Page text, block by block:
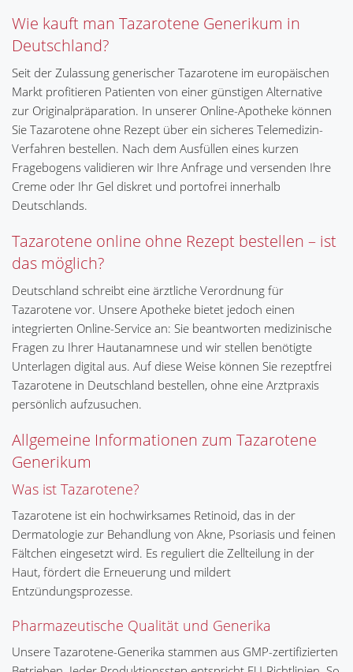
Wie kauft man Tazarotene Generikum in
Deutschland?
Seit der Zulassung generischer Tazarotene im europäischen
Markt profitieren Patienten von einer günstigen Alternative
zur Originalpräparation. In unserer Online-Apotheke können
Sie Tazarotene ohne Rezept über ein sicheres Telemedizin-
Verfahren bestellen. Nach dem Ausfüllen eines kurzen
Fragebogens validieren wir Ihre Anfrage und versenden Ihre
Creme oder Ihr Gel diskret und portofrei innerhalb
Deutschlands.
Tazarotene online ohne Rezept bestellen – ist
das möglich?
Deutschland schreibt eine ärztliche Verordnung für
Tazarotene vor. Unsere Apotheke bietet jedoch einen
integrierten Online-Service an: Sie beantworten medizinische
Fragen zu Ihrer Hautanamnese und wir stellen benötigte
Unterlagen digital aus. Auf diese Weise können Sie rezeptfrei
Tazarotene in Deutschland bestellen, ohne eine Arztpraxis
persönlich aufzusuchen.
Allgemeine Informationen zum Tazarotene
Generikum
Was ist Tazarotene?
Tazarotene ist ein hochwirksames Retinoid, das in der
Dermatologie zur Behandlung von Akne, Psoriasis und feinen
Fältchen eingesetzt wird. Es reguliert die Zellteilung in der
Haut, fördert die Erneuerung und mildert
Entzündungsprozesse.
Pharmazeutische Qualität und Generika
Unsere Tazarotene-Generika stammen aus GMP-zertifizierten